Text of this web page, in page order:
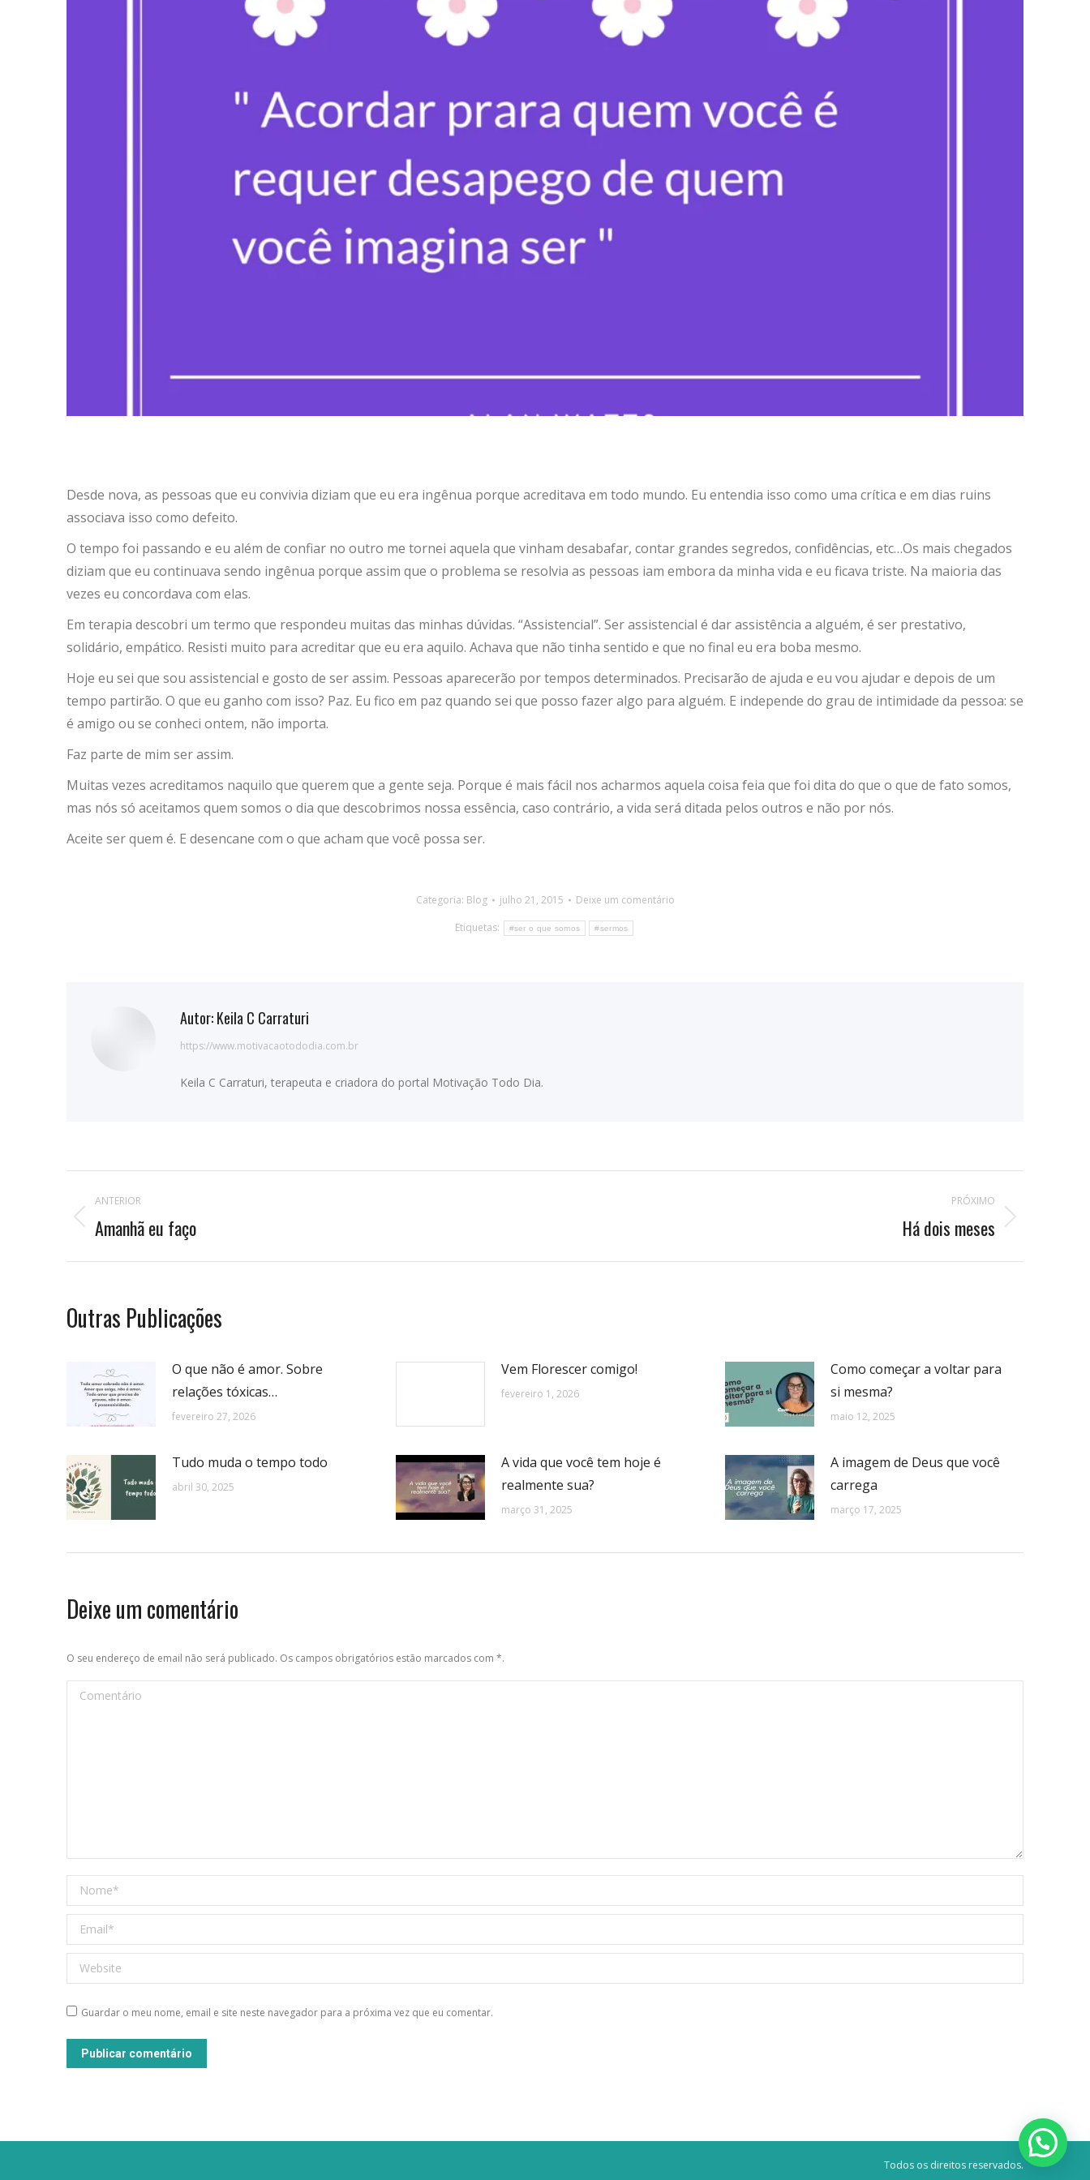
Desde nova, as pessoas que eu convivia diziam que eu era ingênua porque acreditava em todo mundo. Eu entendia isso como uma crítica e em dias ruins
associava isso como defeito.
O tempo foi passando e eu além de confiar no outro me tornei aquela que vinham desabafar, contar grandes segredos, confidências, etc…Os mais chegados
diziam que eu continuava sendo ingênua porque assim que o problema se resolvia as pessoas iam embora da minha vida e eu ficava triste. Na maioria das
vezes eu concordava com elas.
Em terapia descobri um termo que respondeu muitas das minhas dúvidas. “Assistencial”. Ser assistencial é dar assistência a alguém, é ser prestativo,
solidário, empático. Resisti muito para acreditar que eu era aquilo. Achava que não tinha sentido e que no final eu era boba mesmo.
Hoje eu sei que sou assistencial e gosto de ser assim. Pessoas aparecerão por tempos determinados. Precisarão de ajuda e eu vou ajudar e depois de um
tempo partirão. O que eu ganho com isso? Paz. Eu fico em paz quando sei que posso fazer algo para alguém. E independe do grau de intimidade da pessoa: se
é amigo ou se conheci ontem, não importa.
Faz parte de mim ser assim.
Muitas vezes acreditamos naquilo que querem que a gente seja. Porque é mais fácil nos acharmos aquela coisa feia que foi dita do que o que de fato somos,
mas nós só aceitamos quem somos o dia que descobrimos nossa essência, caso contrário, a vida será ditada pelos outros e não por nós.
Aceite ser quem é. E desencane com o que acham que você possa ser.
Categoria: Blog julho 21, 2015
Deixe um comentário
Etiquetas:
#ser o que somos #sermos
Autor:Keila C Carraturi
https://www.motivacaotododia.com.br
Keila C Carraturi, terapeuta e criadora do portal Motivação Todo Dia.
Navegação
de
postagens
ANTERIOR
Publicação
Amanhã eu faço
PRÓXIMO
Há dois meses
Outras Publicações
O que não é amor. Sobre
relações tóxicas…
fevereiro 27, 2026
Vem Florescer comigo!
fevereiro 1, 2026
Como começar a voltar para
si mesma?
maio 12, 2025
Tudo muda o tempo todo
abril 30, 2025
A vida que você tem hoje é
realmente sua?
março 31, 2025
A imagem de Deus que você
carrega
março 17, 2025
Deixe um comentário
O seu endereço de email não será publicado. Os campos obrigatórios estão marcados com *.
Comentário
Nome *
Email *
Website
Guardar o meu nome, email e site neste navegador para a próxima vez que eu comentar.
Publicar comentário
Todos os direitos reservados.